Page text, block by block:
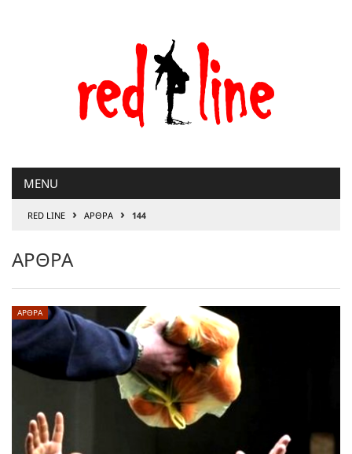
MENU
RED LINE › ΑΡΘΡΑ › 144
ΑΡΘΡΑ
ΑΡΘΡΑ